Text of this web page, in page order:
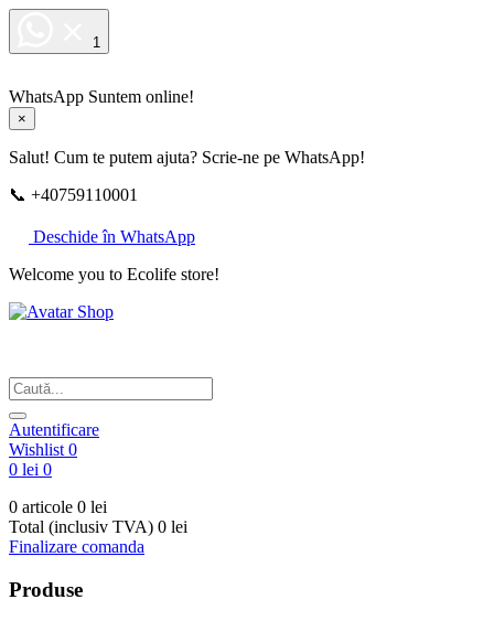
1
WhatsApp Suntem online!
×
Salut! Cum te putem ajuta? Scrie-ne pe WhatsApp!
📞 +40759110001
Deschide în WhatsApp
Welcome you to Ecolife store!
Autentificare
Wishlist 0
0 lei 0
0 articole 0 lei
Total (inclusiv TVA) 0 lei
Finalizare comanda
Produse